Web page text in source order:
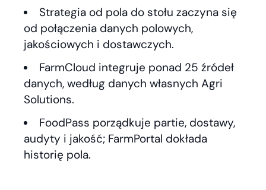
Strategia od pola do stołu zaczyna się
od połączenia danych polowych,
jakościowych i dostawczych.
FarmCloud integruje ponad 25 źródeł
danych, według danych własnych Agri
Solutions.
FoodPass porządkuje partie, dostawy,
audyty i jakość; FarmPortal dokłada
historię pola.